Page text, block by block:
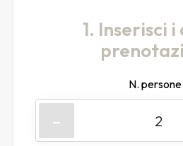
1. Inserisci
N. persone
-